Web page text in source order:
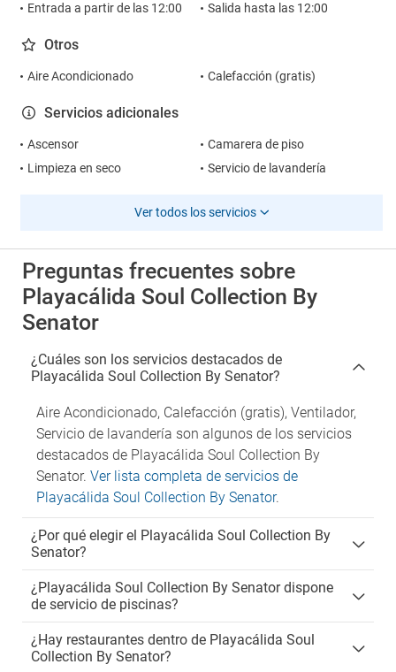
Entrada a partir de las 12:00 Salida hasta las 12:00
Otros
Aire Acondicionado Calefacción (gratis)
Servicios adicionales
Ascensor
Camarera de piso
Limpieza en seco
Servicio de lavandería
Ver todos los servicios
Preguntas frecuentes sobre
Playacálida Soul Collection By
Senator
¿Cuáles son los servicios destacados de
Playacálida Soul Collection By Senator?
Aire Acondicionado, Calefacción (gratis), Ventilador,
Servicio de lavandería son algunos de los servicios
destacados de Playacálida Soul Collection By
Senator. Ver lista completa de servicios de
Playacálida Soul Collection By Senator.
¿Por qué elegir el Playacálida Soul Collection By
Senator?
¿Playacálida Soul Collection By Senator dispone
de servicio de piscinas?
¿Hay restaurantes dentro de Playacálida Soul
Collection By Senator?